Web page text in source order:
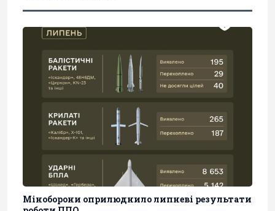
Міноборони оприлюднило липневі результати